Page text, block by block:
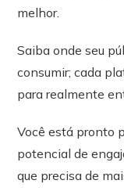
melhor.
Saiba onde seu
consumir; cada
para realmente
Você está pronto
potencial de
que precisa de